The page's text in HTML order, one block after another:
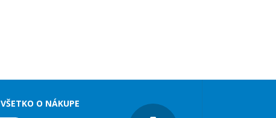
VŠETKO O NÁKUPE